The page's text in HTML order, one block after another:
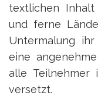
textlichen
und ferne
Untermalung
eine
alle Teilnehmer
versetzt.